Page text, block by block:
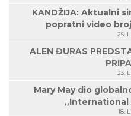
KANDŽIJA: Aktualni
popratni video
25.
ALEN ĐURAS
23.
Mary May dio
18.